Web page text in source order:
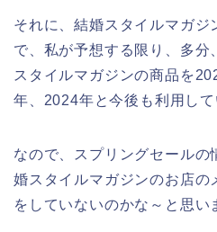
それに、結婚スタイルマガジ
で、私が予想する限り、多分
スタイルマガジンの商品を
年、2024年と今後も利用し
なので、スプリングセールの
婚スタイルマガジンのお店の
をしていないのかな～と思い